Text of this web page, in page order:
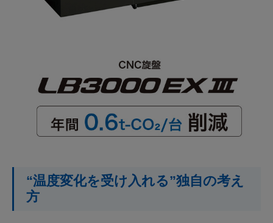
“温度変化を受け入れる”独自の考え
方